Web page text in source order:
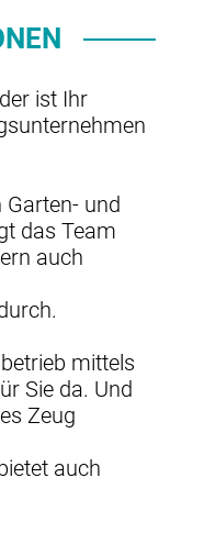
ist Ihr
Garten- und
das Team
auch
mittels
Sie da. Und
Zeug
auch